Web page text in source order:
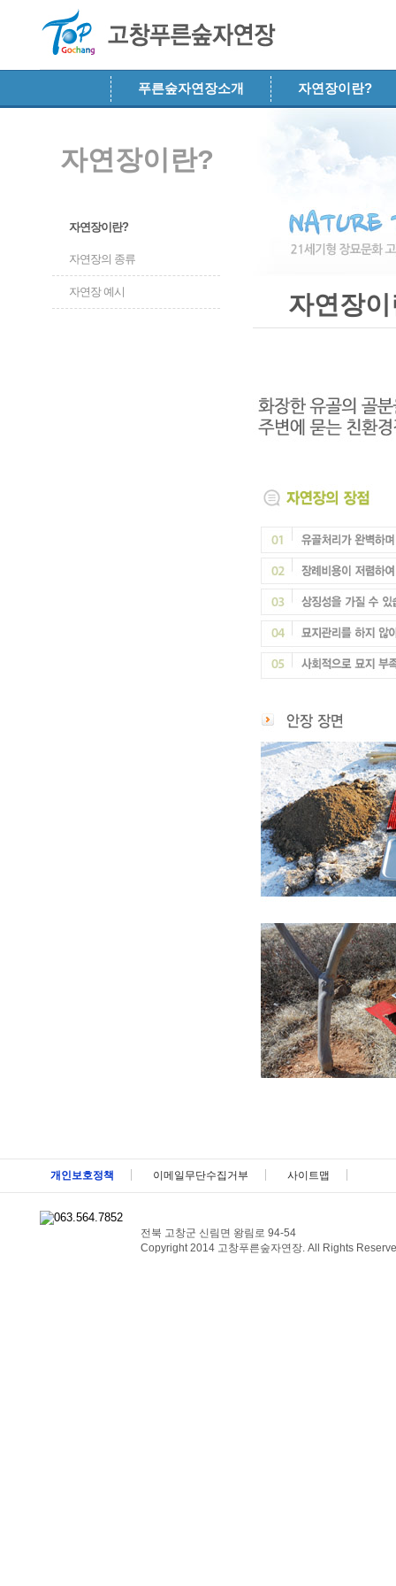
푸른숲자연장소개 자연장이란?
자연장
자연장이란?
자연장이란?
자연장의 종류
자연장 예시
개인보호정책 이메일무단수집거부 사이트맵
전북 고창군 신림면 왕림로 94-54
Copyright 2014 고창푸른숲자연장. All Rights